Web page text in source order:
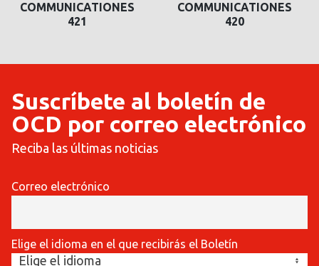
COMMUNICATIONES
421
COMMUNICATIONES
420
COMMUNICATIONES
Suscríbete al boletín de
OCD por correo electrónico
Reciba las últimas noticias
Correo electrónico
Elige el idioma en el que recibirás el Boletín